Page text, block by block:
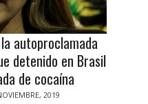
autoproclamada
detenido en Brasil
de cocaína
2019